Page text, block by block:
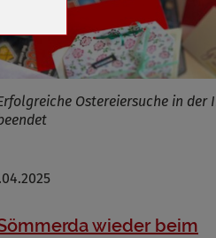
Ostereiersuche in der
wieder beim